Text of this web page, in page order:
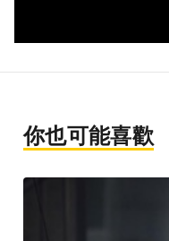
你也可能喜歡